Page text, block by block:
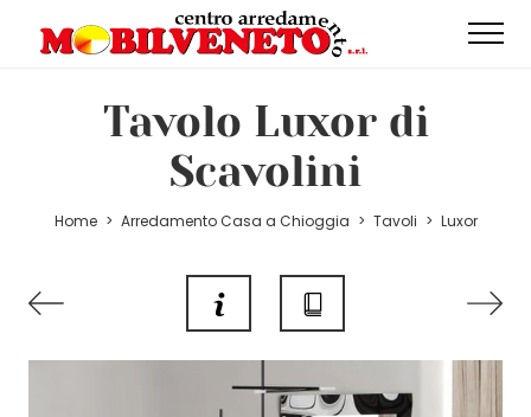
Tavolo Luxor di
Scavolini
Home > Arredamento Casa a Chioggia > Tavoli > Luxor